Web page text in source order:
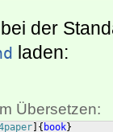
der
laden:
Übersetzen:
{ book}